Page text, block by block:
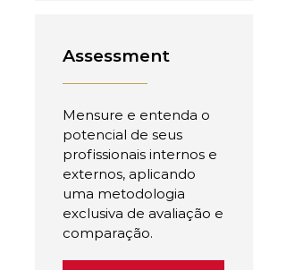
Assessment
Mensure e entenda o
potencial de seus
profissionais internos e
externos, aplicando
uma metodologia
exclusiva de avaliação e
comparação.